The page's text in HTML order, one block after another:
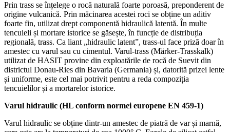
Prin trass se înțelege o rocă naturală foarte poroasă, preponderent de
origine vulcanică. Prin măcinarea acestei roci se obține un aditiv
foarte fin, utilizat drept componentă hidraulică latentă. În multe
tencuieli și mortare istorice se găsește, în funcție de distribuția
regională, trass. Ca liant „hidraulic latent”, trass-ul face priză doar în
amestec cu varul sau cu cimentul. Varul-trass (Märker-Trasskalk)
utilizat de HASIT provine din exploatările de rocă de Suevit din
districtul Donau-Ries din Bavaria (Germania) și, datorită prizei lente
și uniforme, este cel mai potrivit pentru a reda compoziția
tencuielilor și a mortarelor istorice.
Varul hidraulic (HL conform normei europene EN 459-1)
Varul hidraulic se obține dintr-un amestec de piatră de var și marnă,